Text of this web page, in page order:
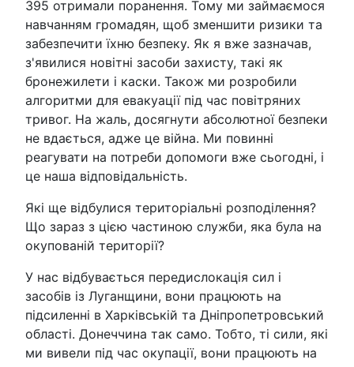
395 отримали поранення. Тому ми займаємося
навчанням громадян, щоб зменшити ризики та
забезпечити їхню безпеку. Як я вже зазначав,
з'явилися новітні засоби захисту, такі як
бронежилети і каски. Також ми розробили
алгоритми для евакуації під час повітряних
тривог. На жаль, досягнути абсолютної безпеки
не вдається, адже це війна. Ми повинні
реагувати на потреби допомоги вже сьогодні, і
це наша відповідальність.
Які ще відбулися територіальні розподілення?
Що зараз з цією частиною служби, яка була на
окупованій території?
У нас відбувається передислокація сил і
засобів із Луганщини, вони працюють на
підсиленні в Харківській та Дніпропетровський
області. Донеччина так само. Тобто, ті сили, які
ми вивели під час окупації, вони працюють на